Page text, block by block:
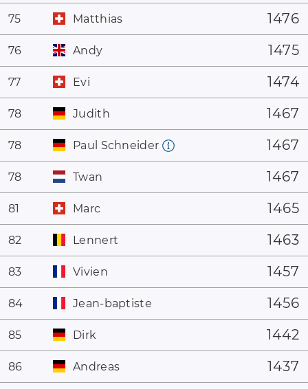
75 Matthias 1476
76 Andy 1475
77 Evi 1474
78 Judith 1467
78 Paul Schneider 1467
78 Twan 1467
81 Marc 1465
82 Lennert 1463
83 Vivien 1457
84 Jean-baptiste 1456
85 Dirk 1442
86 Andreas 1437